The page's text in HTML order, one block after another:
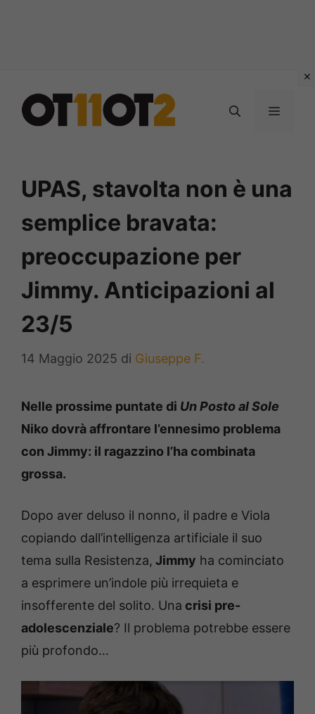
contenuto
MENU
UPAS, stavolta non è una
semplice bravata:
preoccupazione per
Jimmy. Anticipazioni al
23/5
14 Maggio 2025 di Giuseppe F.
Nelle prossime puntate di Un Posto al Sole
Niko dovrà affrontare l’ennesimo problema
con Jimmy: il ragazzino l’ha combinata
grossa.
Dopo aver deluso il nonno, il padre e Viola
copiando dall’intelligenza artificiale il suo
tema sulla Resistenza, Jimmy ha cominciato
a esprimere un’indole più irrequieta e
insofferente del solito. Una crisi pre-
adolescenziale? Il problema potrebbe essere
più profondo…